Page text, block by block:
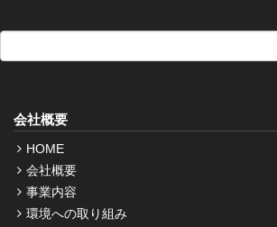
会社概要
HOME
会社概要
事業内容
環境への取り組み